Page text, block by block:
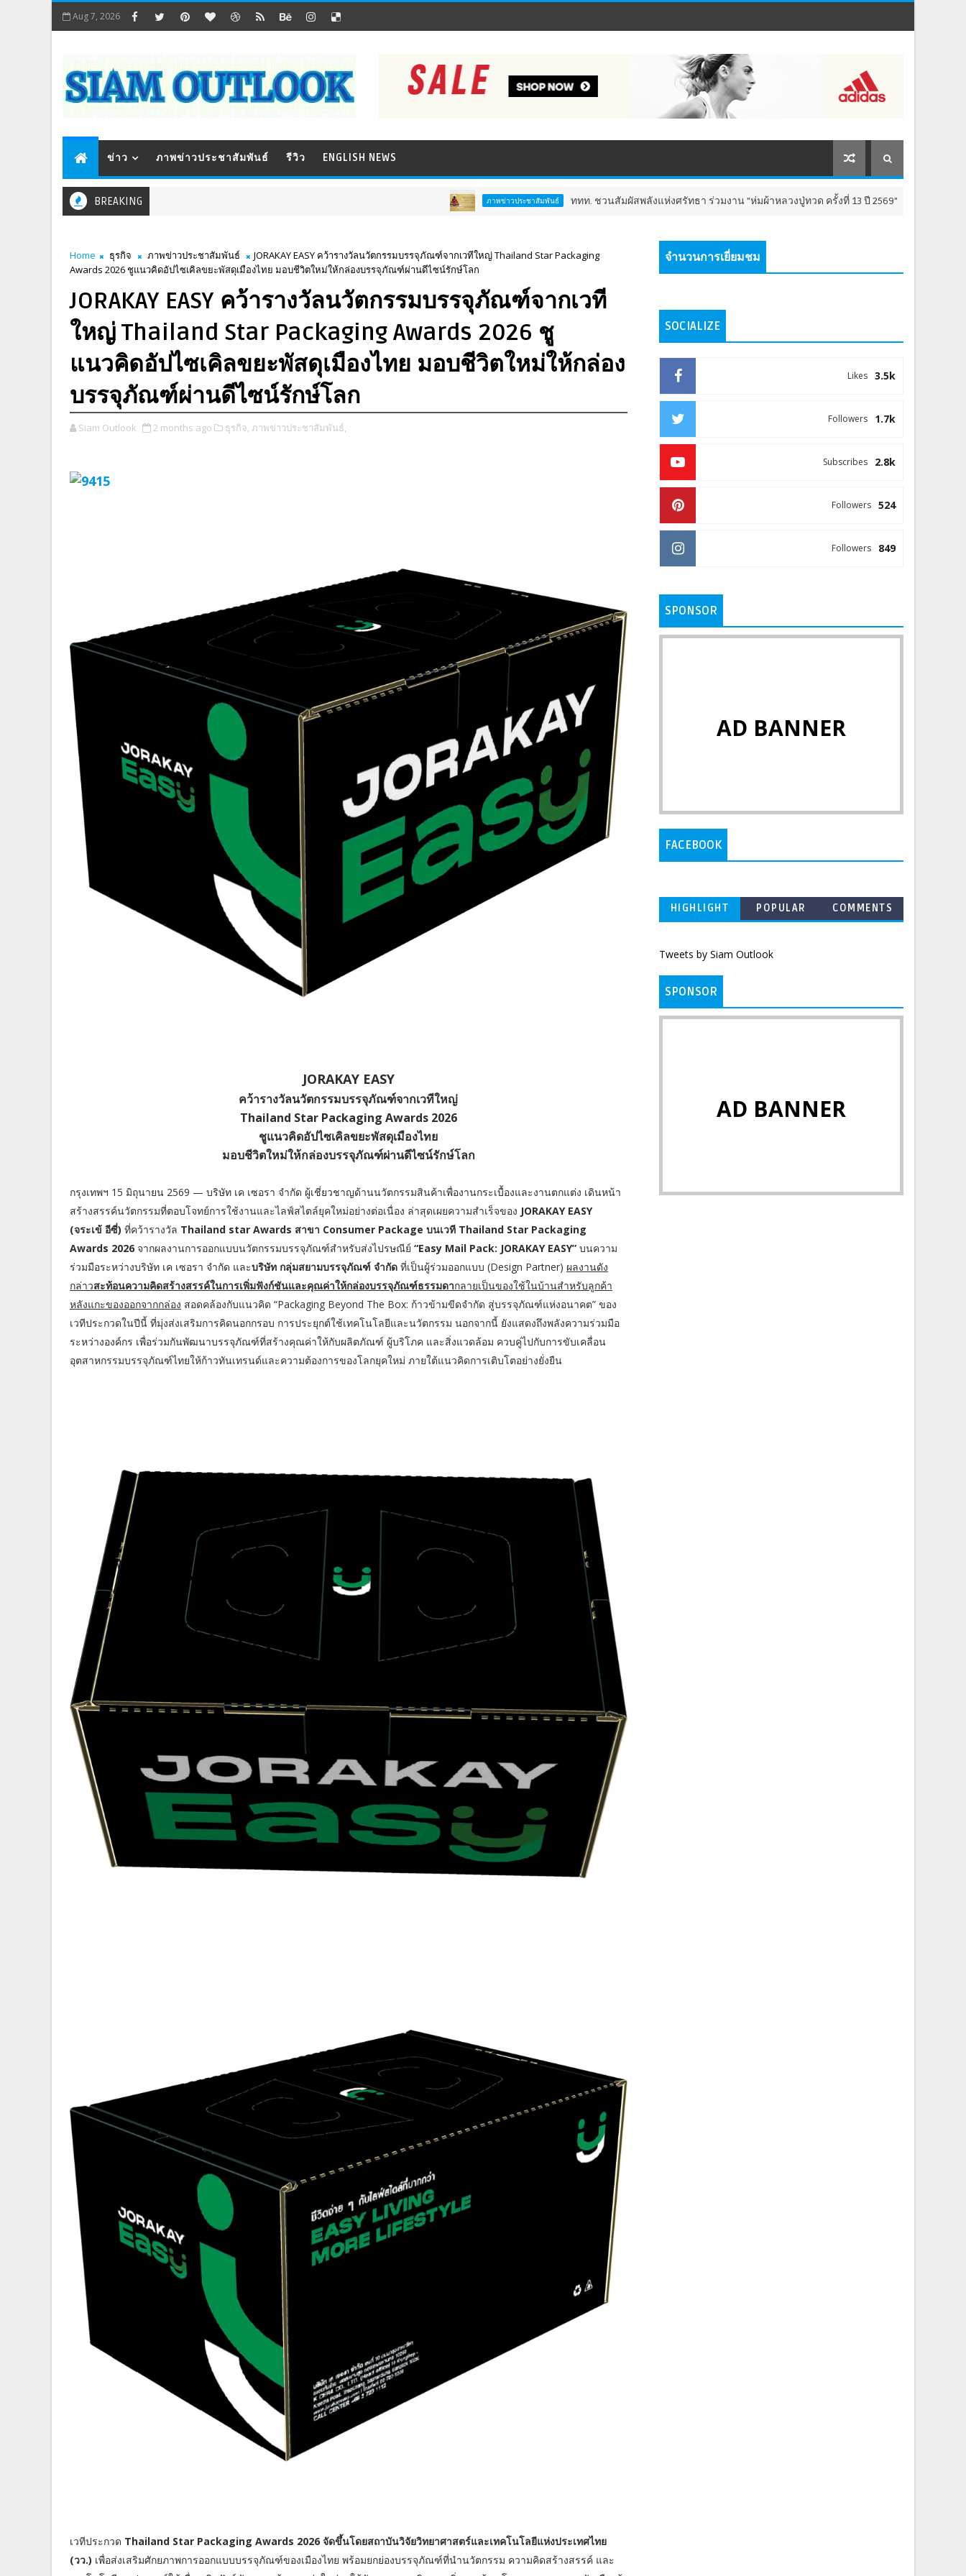
Aug 7, 2026
ข่าว ภาพข่าวประชาสัมพันธ์ รีวิว ENGLISH NEWS
BREAKING ภาพข่าวประชาสัมพันธ์ ททท. ชวนสัมผัสพลังแห่งศรัทธา ร่วมงาน "ห่มผ้าหลวงปู่ทวด ครั้งที่ 13 ปี 2569" เสริมสิริมงคล เติมพลัง
Home ธุรกิจ ภาพข่าวประชาสัมพันธ์
JORAKAY EASY คว้ารางวัลนวัตกรรมบรรจุภัณฑ์จากเวทีใหญ่ Thailand Star Packaging
Awards 2026 ชูแนวคิดอัปไซเคิลขยะพัสดุเมืองไทย มอบชีวิตใหม่ให้กล่องบรรจุภัณฑ์ผ่านดีไซน์รักษ์โลก
JORAKAY EASY คว้ารางวัลนวัตกรรมบรรจุภัณฑ์จากเวที
ใหญ่ Thailand Star Packaging Awards 2026 ชู
แนวคิดอัปไซเคิลขยะพัสดุเมืองไทย มอบชีวิตใหม่ให้กล่อง
บรรจุภัณฑ์ผ่านดีไซน์รักษ์โลก
Siam Outlook 2 months ago ธุรกิจ, ภาพข่าวประชาสัมพันธ์,
JORAKAY EASY
คว้ารางวัลนวัตกรรมบรรจุภัณฑ์จากเวทีใหญ่
Thailand Star Packaging Awards 2026
ชูแนวคิดอัปไซเคิลขยะพัสดุเมืองไทย
มอบชีวิตใหม่ให้กล่องบรรจุภัณฑ์ผ่านดีไซน์รักษ์โลก
กรุงเทพฯ 15 มิถุนายน 2569 — บริษัท เค เซอรา จำกัด ผู้เชี่ยวชาญด้านนวัตกรรมสินค้าเพื่องานกระเบื้องและงานตกแต่ง เดินหน้า
สร้างสรรค์นวัตกรรมที่ตอบโจทย์การใช้งานและไลฟ์สไตล์ยุคใหม่อย่างต่อเนื่อง ล่าสุดเผยความสำเร็จของ JORAKAY EASY
(จระเข้ อีซี่) ที่คว้ารางวัล Thailand star Awards สาขา Consumer Package บนเวที Thailand Star Packaging
Awards 2026 จากผลงานการออกแบบนวัตกรรมบรรจุภัณฑ์สำหรับส่งไปรษณีย์ “Easy Mail Pack: JORAKAY EASY” บนความ
ร่วมมือระหว่างบริษัท เค เซอรา จำกัด และบริษัท กลุ่มสยามบรรจุภัณฑ์ จำกัด ที่เป็นผู้ร่วมออกแบบ (Design Partner) ผลงานดัง
กล่าวสะท้อนความคิดสร้างสรรค์ในการเพิ่มฟังก์ชันและคุณค่าให้กล่องบรรจุภัณฑ์ธรรมดากลายเป็นของใช้ในบ้านสำหรับลูกค้า
หลังแกะของออกจากกล่อง สอดคล้องกับแนวคิด “Packaging Beyond The Box: ก้าวข้ามขีดจำกัด สู่บรรจุภัณฑ์แห่งอนาคต” ของ
เวทีประกวดในปีนี้ ที่มุ่งส่งเสริมการคิดนอกกรอบ การประยุกต์ใช้เทคโนโลยีและนวัตกรรม นอกจากนี้ ยังแสดงถึงพลังความร่วมมือ
ระหว่างองค์กร เพื่อร่วมกันพัฒนาบรรจุภัณฑ์ที่สร้างคุณค่าให้กับผลิตภัณฑ์ ผู้บริโภค และสิ่งแวดล้อม ควบคู่ไปกับการขับเคลื่อน
อุตสาหกรรมบรรจุภัณฑ์ไทยให้ก้าวทันเทรนด์และความต้องการของโลกยุคใหม่ ภายใต้แนวคิดการเติบโตอย่างยั่งยืน
เวทีประกวด Thailand Star Packaging Awards 2026 จัดขึ้นโดยสถาบันวิจัยวิทยาศาสตร์และเทคโนโลยีแห่งประเทศไทย
(วว.) เพื่อส่งเสริมศักยภาพการออกแบบบรรจุภัณฑ์ของเมืองไทย พร้อมยกย่องบรรจุภัณฑ์ที่นำนวัตกรรม ความคิดสร้างสรรค์ และ
จำนวนการเยี่ยมชม
SOCIALIZE
3.5k
Likes
1.7k
Followers
2.8k
Subscribes
524
Followers
849
Followers
SPONSOR
AD BANNER
FACEBOOK
HIGHLIGHT POPULAR COMMENTS
Tweets by Siam Outlook
SPONSOR
AD BANNER